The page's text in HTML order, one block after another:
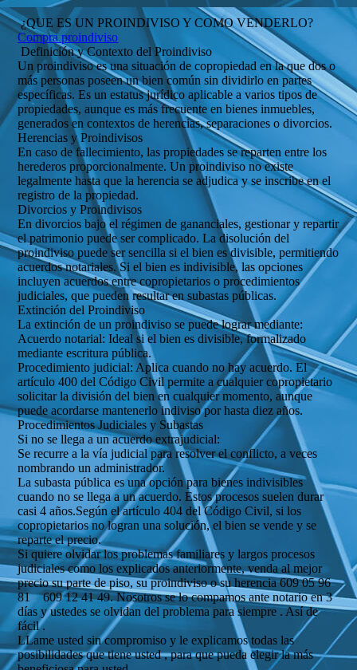
¿QUE ES UN PROINDIVISO Y COMO VENDERLO?
Compra proindiviso
Definición y Contexto del Proindiviso
Un proindiviso es una situación de copropiedad en la que dos o
más personas poseen un bien común sin dividirlo en partes
específicas. Es un estatus jurídico aplicable a varios tipos de
propiedades, aunque es más frecuente en bienes inmuebles,
generados en contextos de herencias, separaciones o divorcios.
Herencias y Proindivisos
En caso de fallecimiento, las propiedades se reparten entre los
herederos proporcionalmente. Un proindiviso no existe
legalmente hasta que la herencia se adjudica y se inscribe en el
registro de la propiedad.
Divorcios y Proindivisos
En divorcios bajo el régimen de gananciales, gestionar y repartir
el patrimonio puede ser complicado. La disolución del
proindiviso puede ser sencilla si el bien es divisible, permitiendo
acuerdos notariales. Si el bien es indivisible, las opciones
incluyen acuerdos entre copropietarios o procedimientos
judiciales, que pueden resultar en subastas públicas.
Extinción del Proindiviso
La extinción de un proindiviso se puede lograr mediante:
Acuerdo notarial: Ideal si el bien es divisible, formalizado
mediante escritura pública.
Procedimiento judicial: Aplica cuando no hay acuerdo. El
artículo 400 del Código Civil permite a cualquier copropietario
solicitar la división del bien en cualquier momento, aunque
puede acordarse mantenerlo indiviso por hasta diez años.
Procedimientos Judiciales y Subastas
Si no se llega a un acuerdo extrajudicial:
Se recurre a la vía judicial para resolver el conflicto, a veces
nombrando un administrador.
La subasta pública es una opción para bienes indivisibles
cuando no se llega a un acuerdo. Estos procesos suelen durar
casi 4 años.Según el artículo 404 del Código Civil, si los
copropietarios no logran una solución, el bien se vende y se
reparte el precio.
Si quiere olvidar los problemas familiares y largos procesos
judiciales como los explicados anteriormente, venda al mejor
precio su parte de piso, su proindiviso o su herencia 609 05 96
81 609 12 41 49. Nosotros se lo compamos ante notario en 3
días y ustedes se olvidan del problema para siempre . Así de
fácil .
LLame usted sin compromiso y le explicamos todas las
posibilidades que tiene usted , para que pueda elegir la más